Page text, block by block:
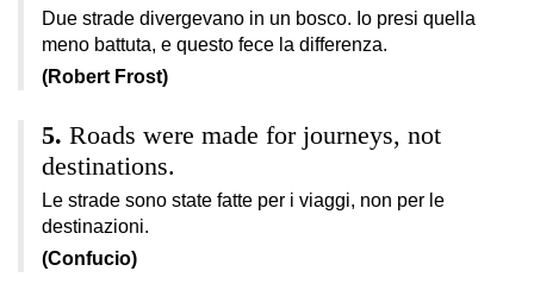
Due strade divergevano in un bosco. Io presi quella
meno battuta, e questo fece la differenza.
(Robert Frost)
Roads were made for journeys, not
destinations.
Le strade sono state fatte per i viaggi, non per le
destinazioni.
(Confucio)